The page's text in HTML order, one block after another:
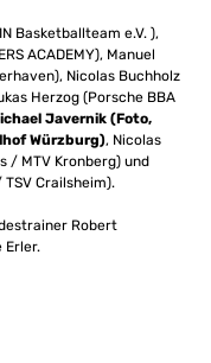
Basketballteam e.V. ),
ACADEMY), Manuel
Nicolas Buchholz
Herzog (Porsche BBA
Javernik (Foto,
Würzburg), Nicolas
/ MTV Kronberg) und
Crailsheim).
Robert
Erler.